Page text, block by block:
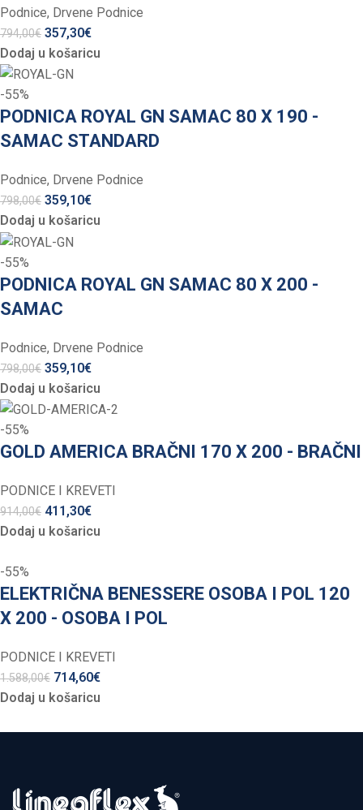
Podnice, Drvene Podnice
794,00€ 357,30€
Dodaj u košaricu
-55%
PODNICA ROYAL GN SAMAC 80 X 190 -
SAMAC STANDARD
Podnice, Drvene Podnice
798,00€ 359,10€
Dodaj u košaricu
-55%
PODNICA ROYAL GN SAMAC 80 X 200 -
SAMAC
Podnice, Drvene Podnice
798,00€ 359,10€
Dodaj u košaricu
-55%
GOLD AMERICA BRAČNI 170 X 200 - BRAČNI
PODNICE I KREVETI
914,00€ 411,30€
Dodaj u košaricu
-55%
ELEKTRIČNA BENESSERE OSOBA I POL 120
X 200 - OSOBA I POL
PODNICE I KREVETI
1.588,00€ 714,60€
Dodaj u košaricu